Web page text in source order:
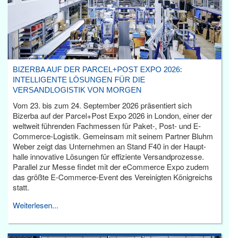
BIZERBA AUF DER PARCEL+POST EXPO 2026:
INTELLIGENTE LÖSUNGEN FÜR DIE
VERSANDLOGISTIK VON MORGEN
Vom 23. bis zum 24. September 2026 präsentiert sich
Bizerba auf der Parcel+Post Expo 2026 in London, einer der
weltweit führenden Fachmessen für Paket-, Post- und E-
Commerce-Logistik. Gemeinsam mit seinem Partner Bluhm
Weber zeigt das Unternehmen an Stand F40 in der Haupt­
halle innovative Lösungen für effiziente Versandprozesse.
Parallel zur Messe findet mit der eCommerce Expo zudem
das größte E-Commerce-Event des Vereinigten Königreichs
statt.
Weiterlesen...